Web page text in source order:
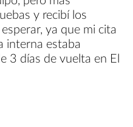
y recibí los
ya que mi cita
interna estaba
3 días de vuelta en El